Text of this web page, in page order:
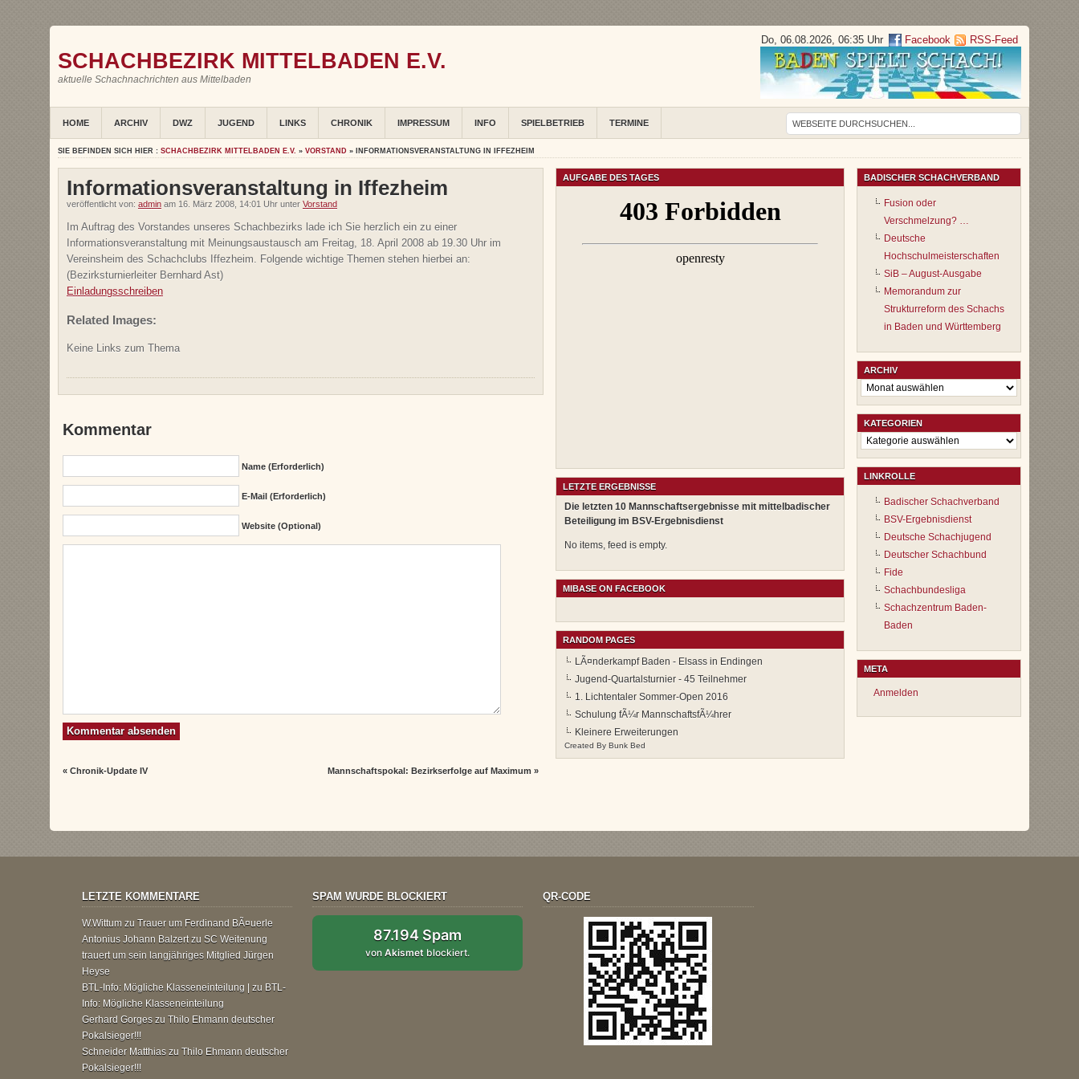
SCHACHBEZIRK MITTELBADEN E.V.
aktuelle Schachnachrichten aus Mittelbaden
Do, 06.08.2026, 06:35 Uhr Facebook RSS-Feed
HOME ARCHIV DWZ JUGEND LINKS CHRONIK IMPRESSUM INFO SPIELBETRIEB TERMINE
SIE BEFINDEN SICH HIER : SCHACHBEZIRK MITTELBADEN E.V. » VORSTAND » INFORMATIONSVERANSTALTUNG IN IFFEZHEIM
Informationsveranstaltung in Iffezheim
veröffentlicht von: admin am 16. März 2008, 14:01 Uhr unter Vorstand
Im Auftrag des Vorstandes unseres Schachbezirks lade ich Sie herzlich ein zu einer
Informationsveranstaltung mit Meinungsaustausch am Freitag, 18. April 2008 ab 19.30 Uhr im
Vereinsheim des Schachclubs Iffezheim. Folgende wichtige Themen stehen hierbei an:
(Bezirksturnierleiter Bernhard Ast)
Einladungsschreiben
Related Images:
Keine Links zum Thema
Kommentar
Name (erforderlich)
E-Mail (erforderlich)
Website (Optional)
«Chronik-Update IV Mannschaftspokal: Bezirkserfolge auf Maximum »
AUFGABE DES TAGES
LETZTE ERGEBNISSE
Die letzten 10 Mannschaftsergebnisse mit mittelbadischer
Beteiligung im BSV-Ergebnisdienst
No items, feed is empty.
MIBASE ON FACEBOOK
RANDOM PAGES
LÃ¤nderkampf Baden - Elsass in Endingen
Jugend-Quartalsturnier - 45 Teilnehmer
1. Lichtentaler Sommer-Open 2016
Schulung fÃ¼r MannschaftsfÃ¼hrer
Kleinere Erweiterungen
Created By Bunk Bed
BADISCHER SCHACHVERBAND
Fusion oder
Verschmelzung? …
Deutsche
Hochschulmeisterschaften
SiB – August-Ausgabe
Memorandum zur
Strukturreform des Schachs
in Baden und Württemberg
ARCHIV
Archiv
KATEGORIEN
Kategorien
LINKROLLE
Badischer Schachverband
BSV-Ergebnisdienst
Deutsche Schachjugend
Deutscher Schachbund
Fide
Schachbundesliga
Schachzentrum Baden-
Baden
META
Anmelden
LETZTE KOMMENTARE
W.Wittum zu Trauer um Ferdinand BÃ¤uerle
Antonius Johann Balzertzu SC Weitenung
trauert um sein langjähriges Mitglied Jürgen
Heyse
BTL-Info: Mögliche Klasseneinteilung | zu BTL-
Info: Mögliche Klasseneinteilung
Gerhard Gorges zu Thilo Ehmann deutscher
Pokalsieger!!!
Schneider Matthias zu Thilo Ehmann deutscher
Pokalsieger!!!
SPAM WURDE BLOCKIERT
87.194 Spam
vonAkismet blockiert.
QR-CODE